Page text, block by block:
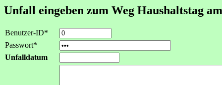
Unfall eingeben zum Weg Haushaltstag
Benutzer-ID*
Passwort*
Unfalldatum